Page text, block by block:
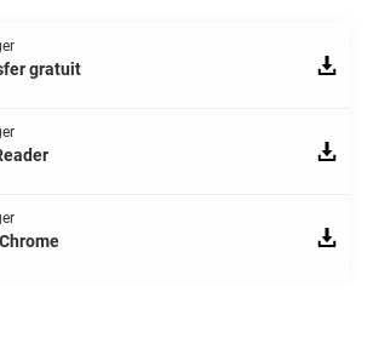
gratuit